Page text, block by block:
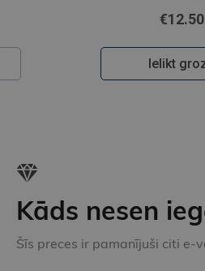
€12.50
Ielikt
Kāds nesen
Šīs preces ir pamanījuši citi e-